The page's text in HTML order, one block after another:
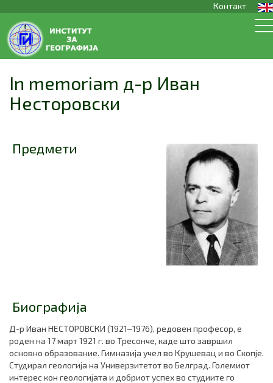
Контакт
In memoriam д-р Иван
Несторовски
Предмети
Биографија
Д-р Иван НЕСТОРОВСКИ (1921‒1976), редовен професор, е
роден на 17 март 1921 г. во Тресонче, каде што завршил
основно образование. Гимназија учел во Крушевац и во Скопје.
Студирал геологија на Универзитетот во Белград. Големиот
интерес кон геологијата и добриот успех во студиите го